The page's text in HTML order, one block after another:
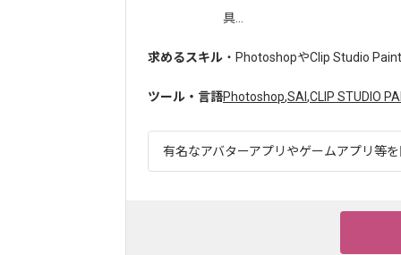
具...
求めるスキル ・PhotoshopやClip Studio
ツール・言語Photoshop,SAI ,CLIP STUDIO
有名なアバターアプリやゲームアプリ等